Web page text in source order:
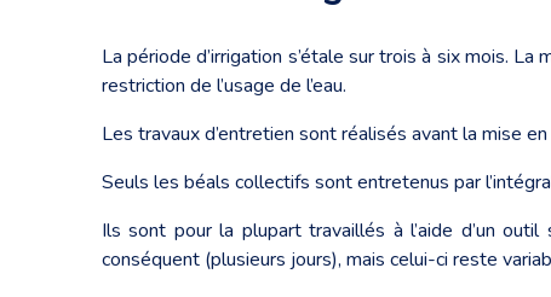
La période d’irrigation s’étale sur trois à six mois.
restriction de l’usage de l’eau.
Les travaux d’entretien sont réalisés avant la mise
Seuls les béals collectifs sont entretenus par
Ils sont pour la plupart travaillés à l’aide d’un
conséquent (plusieurs jours), mais celui-ci reste